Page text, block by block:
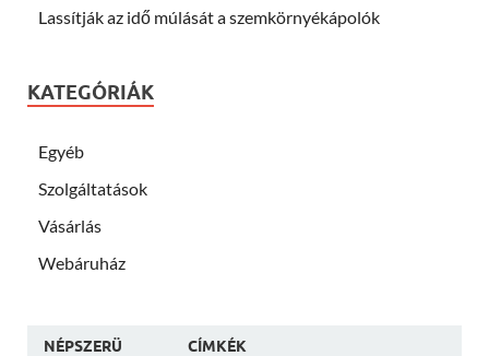
Lassítják az idő múlását a szemkörnyékápolók
KATEGÓRIÁK
Egyéb
Szolgáltatások
Vásárlás
Webáruház
NÉPSZERÜ CÍMKÉK